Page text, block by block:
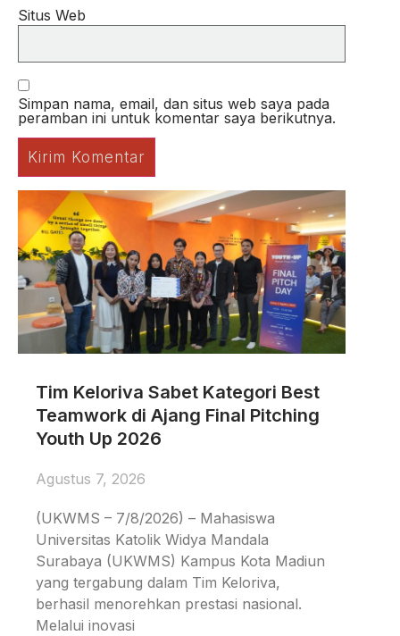
Situs Web
Simpan nama, email, dan situs web saya pada
peramban ini untuk komentar saya berikutnya.
Tim Keloriva Sabet Kategori Best
Teamwork di Ajang Final Pitching
Youth Up 2026
Agustus 7, 2026
(UKWMS – 7/8/2026) – Mahasiswa
Universitas Katolik Widya Mandala
Surabaya (UKWMS) Kampus Kota Madiun
yang tergabung dalam Tim Keloriva,
berhasil menorehkan prestasi nasional.
Melalui inovasi